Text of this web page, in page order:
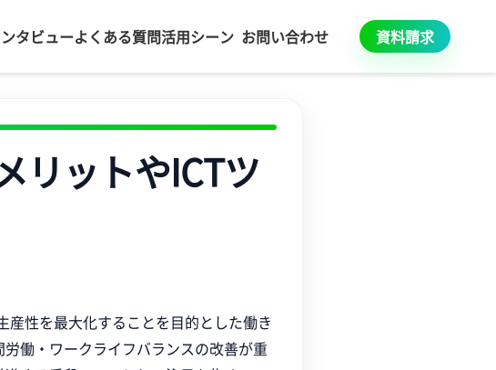
タビューよくある質問活用シーン お問い合わせ 資料請求
リットやICTツ
性を最大化することを目的とした働き
働・ワークライフバランスの改善が重